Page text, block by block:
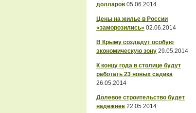
долларов 05.06.2014
Цены на жилье в России
«заморозились» 02.06.2014
В Крыму создадут особую
экономическую зону 29.05.2014
К концу года в столице будут
работать 23 новых садика
26.05.2014
Долевое строительство будет
надежнее 22.05.2014